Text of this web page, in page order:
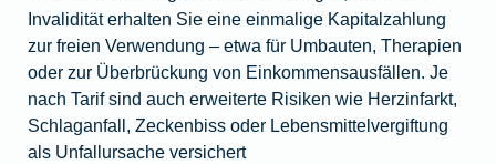
Invalidität erhalten Sie eine einmalige Kapitalzahlung
zur freien Verwendung – etwa für Umbauten, Therapien
oder zur Überbrückung von Einkommensausfällen. Je
nach Tarif sind auch erweiterte Risiken wie Herzinfarkt,
Schlaganfall, Zeckenbiss oder Lebensmittelvergiftung
als Unfallursache versichert